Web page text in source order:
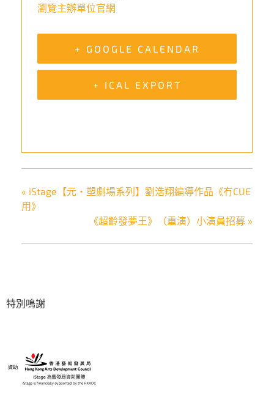
瀏覽主辦單位官網
+ GOOGLE CALENDAR
+ ICAL EXPORT
« iStage【元‧塑劇場系列】劉浩翔編導作品《冇CUE
用》
《超齡發夢王》（重演）小演員招募 »
特別鳴謝